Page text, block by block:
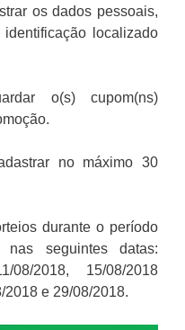
os dados pessoais,
localizado
o(s) cupom(ns)
no máximo 30
durante o período
seguintes datas:
08/2018, 15/08/2018
2018 e 29/08/2018.